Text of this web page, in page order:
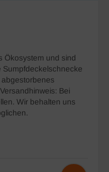
Ökosystem und sind
Sumpfdeckelschnecke
Bei
Wir behalten uns